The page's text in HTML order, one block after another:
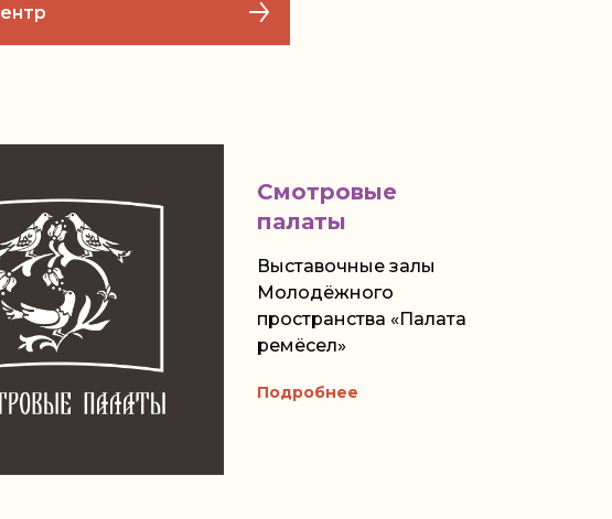
Смотровые
палаты
Выставочные залы
Молодёжного
пространства «Палата
ремёсел»
Подробнее